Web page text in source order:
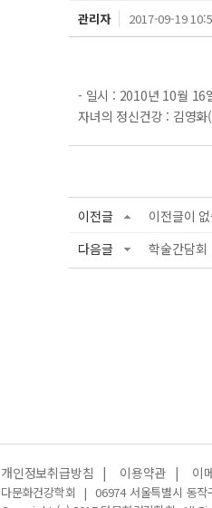
관리자 2017-09-19
- 일시 : 2010년 10월 16
자녀의 정신건강 : 김영
이전글
이전글이
다음글
학술간담회
개인정보취급방침 | 이용약관 | 이
다문화건강학회 | 06974 서울특별시 동